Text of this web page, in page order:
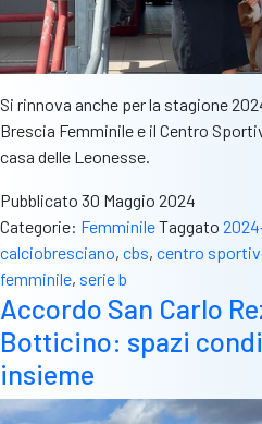
Si rinnova anche per la stagione
Brescia Femminile e il Centro
casa delle Leonesse.
Pubblicato 30 Maggio 2024
Categorie: FemminileTaggato
calciobresciano, cbs, centro
femminile, serie b
Accordo San Carlo
Botticino: spazi
insieme